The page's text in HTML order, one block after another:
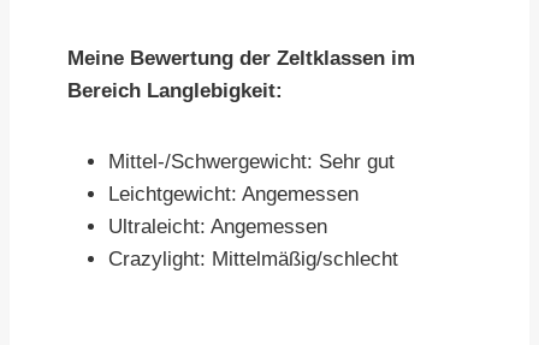
Meine Bewertung der Zeltklassen im
Bereich Langlebigkeit:
Mittel-/Schwergewicht: Sehr gut
Leichtgewicht: Angemessen
Ultraleicht: Angemessen
Crazylight: Mittelmäßig/schlecht